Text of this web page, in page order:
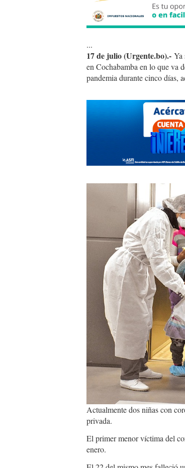
...
17 de julio (Urgente.bo).- Ya
en Cochabamba en lo que va
pandemia durante cinco días,
niños
covid.jpg
Actualmente dos niñas con
privada.
El primer menor víctima del
enero.